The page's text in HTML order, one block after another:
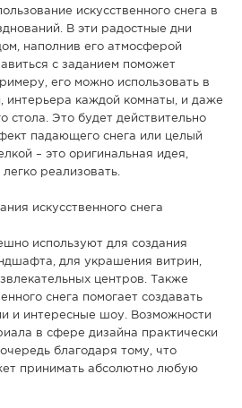
искусственного снега в
В эти радостные дни
наполнив его атмосферой
с заданием поможет
его можно использовать в
интерьера каждой комнаты, и даже
стола. Это будет действительно
падающего снега или целый
– это оригинальная идея,
реализовать.
искусственного снега
используют для создания
для украшения витрин,
центров. Также
снега помогает создавать
и интересные шоу. Возможности
в сфере дизайна практически
благодаря тому, что
принимать абсолютно любую